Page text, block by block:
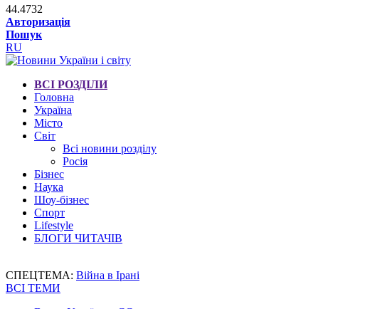
44.4732
Авторизація
Пошук
RU
ВСІ РОЗДІЛИ
Головна
Україна
Місто
Світ
Всі новини розділу
Росія
Бізнес
Наука
Шоу-бізнес
Спорт
Lifestyle
БЛОГИ ЧИТАЧІВ
СПЕЦТЕМА: Війна в Ірані
ВСІ ТЕМИ